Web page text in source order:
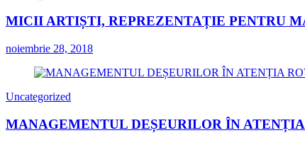
MICII ARTIȘTI, REPREZENTAȚIE PENTRU
noiembrie 28, 2018
Uncategorized
MANAGEMENTUL DEȘEURILOR ÎN